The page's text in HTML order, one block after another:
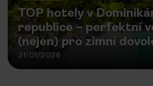
TOP hotely v
republice – perfektní
(nejen) pro zimní
31/01/2026